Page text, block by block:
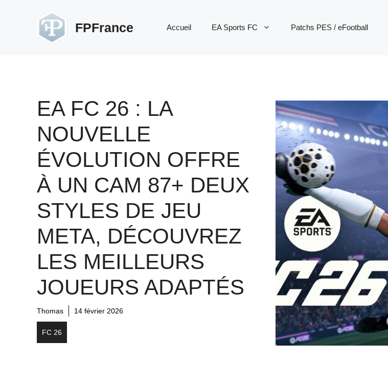
FPFrance Accueil EA Sports FC Patchs PES / eFootball
EA FC 26 : LA
NOUVELLE
ÉVOLUTION OFFRE
À UN CAM 87+ DEUX
STYLES DE JEU
META, DÉCOUVREZ
LES MEILLEURS
JOUEURS ADAPTÉS
Thomas 14 février 2026
FC 26